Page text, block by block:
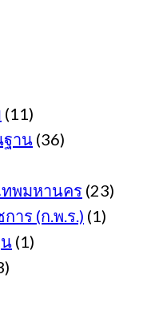
(11)
าน (36)
ทพมหานคร (23)
ร (ก.พ.ร.) (1)
(1)